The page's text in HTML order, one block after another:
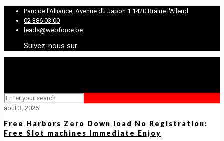
Parc de l'Alliance, Avenue du Japon 1 1420 Braine l'Alleud
02 386 03 00
leads@webforce.be
Suivez-nous sur
août 3, 2026
Free Harbors Zero Down load No Registration:
Free Slot machines Immediate Enjoy